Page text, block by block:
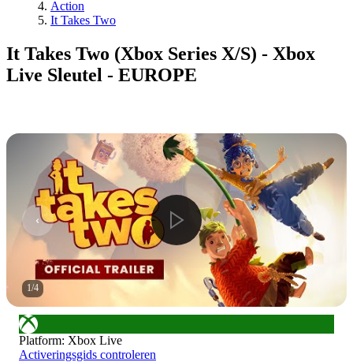
Action
It Takes Two
It Takes Two (Xbox Series X/S) - Xbox
Live Sleutel - EUROPE
1/4
Platform: Xbox Live
Activeringsgids controleren